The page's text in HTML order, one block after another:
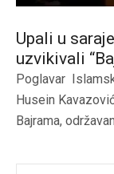
Upali u
uzvikivali
Poglavar
Husein
Bajrama,